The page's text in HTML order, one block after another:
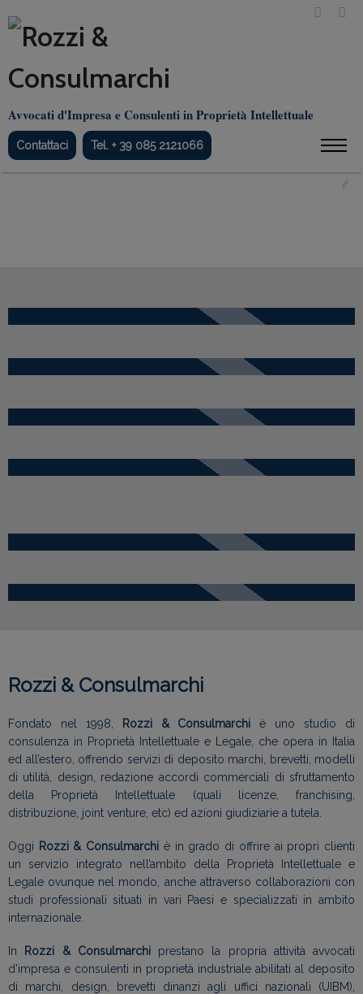
Avvocati d'Impresa e Consulenti in Proprietà Intellettuale
Contattaci Tel. + 39 085 2121066
Rozzi & Consulmarchi
Fondato nel 1998, Rozzi & Consulmarchi è uno studio di
consulenza in Proprietà Intellettuale e Legale, che opera in Italia
ed all’estero, offrendo servizi di deposito marchi, brevetti, modelli
di utilità, design, redazione accordi commerciali di sfruttamento
della Proprietà Intellettuale (quali licenze, franchising,
distribuzione, joint venture, etc) ed azioni giudiziarie a tutela.
Oggi Rozzi & Consulmarchi è in grado di offrire ai propri clienti
un servizio integrato nell’ambito della Proprietà Intellettuale e
Legale ovunque nel mondo, anche attraverso collaborazioni con
studi professionali situati in vari Paesi e specializzati in ambito
internazionale.
In Rozzi & Consulmarchiprestano la propria attività avvocati
d’impresa e consulenti in proprietà industriale abilitati al deposito
di marchi, design, brevetti dinanzi agli uffici nazionali (UIBM),